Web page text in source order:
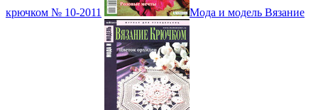
крючком № 10-2011 Мода и модель Вязание